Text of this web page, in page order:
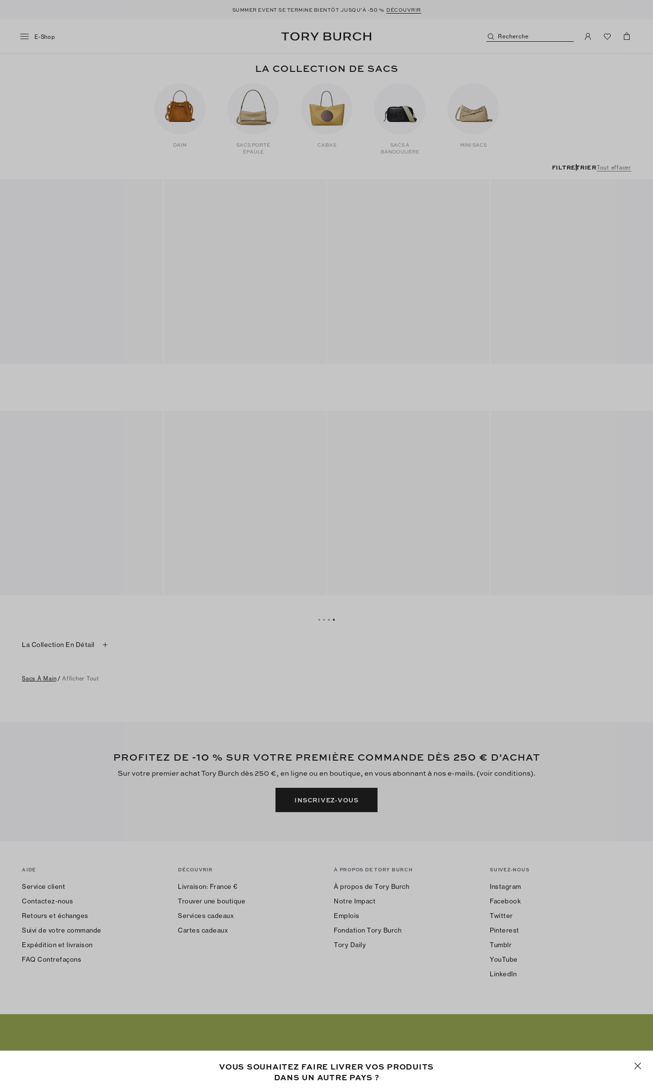
SUMMER EVENT SE TERMINE BIENTÔT JUSQU’À -50 % DÉCOUVRIR
E-Shop Recherche
LA COLLECTION DE SACS
DAIM
SACS PORTÉ
ÉPAULE
CABAS
SACS À
BANDOULIÈRE
MINI SACS
FILTRETRIERTout effacer
La Collection En Détail
Sacs À Main / Afficher Tout
PROFITEZ DE -10 % SUR VOTRE PREMIÈRE COMMANDE DÈS 250 € D’ACHAT
Sur votre premier achat Tory Burch dès 250 €, en ligne ou en boutique, en vous abonnant à nos e-mails. (voir conditions).
INSCRIVEZ-VOUS
AIDE
Service client
Contactez-nous
Retours et échanges
Suivi de votre commande
Expédition et livraison
FAQ Contrefaçons
DÉCOUVRIR
Livraison: France €
Trouver une boutique
Services cadeaux
Cartes cadeaux
À PROPOS DE TORY BURCH
À propos de Tory Burch
Notre Impact
Emplois
Fondation Tory Burch
Tory Daily
SUIVEZ-NOUS
Instagram
Facebook
Twitter
Pinterest
Tumblr
YouTube
LinkedIn
VOUS SOUHAITEZ FAIRE LIVRER VOS PRODUITS
DANS UN AUTRE PAYS ?